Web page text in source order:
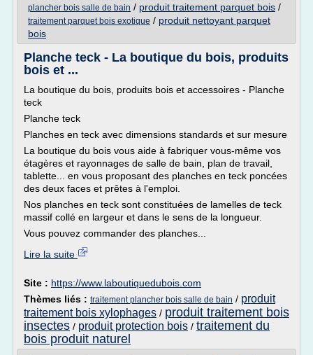
plancher bois salle de bain / produit traitement parquet bois /
traitement parquet bois exotique / produit nettoyant parquet
bois
Planche teck - La boutique du bois, produits
bois et ...
La boutique du bois, produits bois et accessoires - Planche
teck
Planche teck
Planches en teck avec dimensions standards et sur mesure
La boutique du bois vous aide à fabriquer vous-même vos
étagères et rayonnages de salle de bain, plan de travail,
tablette... en vous proposant des planches en teck poncées
des deux faces et prêtes à l'emploi.
Nos planches en teck sont constituées de lamelles de teck
massif collé en largeur et dans le sens de la longueur.
Vous pouvez commander des planches...
Lire la suite
Site : https://www.laboutiquedubois.com
Thèmes liés : traitement plancher bois salle de bain / produit
traitement bois xylophages / produit traitement bois
insectes / produit protection bois / traitement du
bois produit naturel